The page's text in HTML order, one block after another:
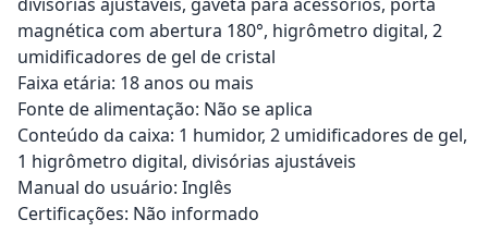
magnética com abertura 180°, higrômetro digital, 2
umidificadores de gel de cristal
Faixa etária: 18 anos ou mais
Fonte de alimentação: Não se aplica
Conteúdo da caixa: 1 humidor, 2 umidificadores de gel,
1 higrômetro digital, divisórias ajustáveis
Manual do usuário: Inglês
Certificações: Não informado